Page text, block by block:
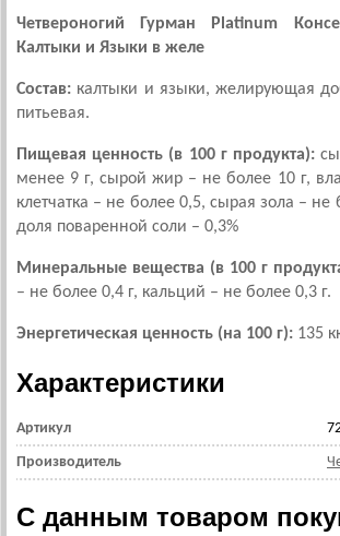
Четвероногий Гурман Platinum
Калтыки и Языки в желе
Состав: калтыки и языки, желирующая
питьевая.
Пищевая ценность (в 100 г продукта):
менее 9 г, сырой жир – не более 10 г,
клетчатка – не более 0,5, сырая зола – не
доля поваренной соли – 0,3%
Минеральные вещества (в 100 г
– не более 0,4 г, кальций – не более 0,3 г.
Энергетическая ценность (на 100 г): 135
Характеристики
Артикул
Производитель
С данным товаром